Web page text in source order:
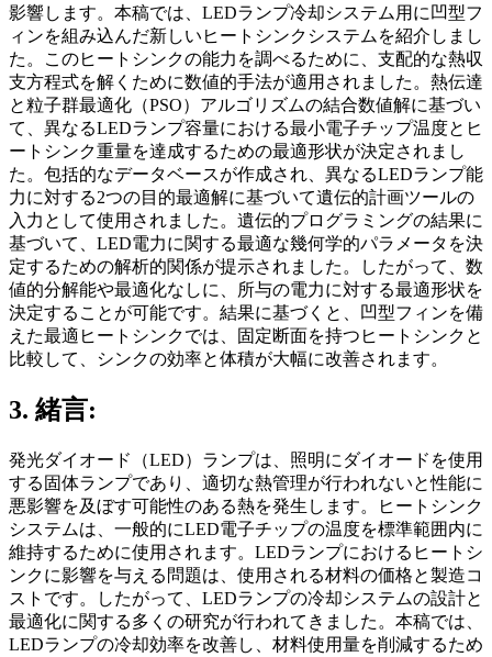
影響します。本稿では、LEDランプ冷却システム用に凹型フ
ィンを組み込んだ新しいヒートシンクシステムを紹介しまし
た。このヒートシンクの能力を調べるために、支配的な熱収
支方程式を解くために数値的手法が適用されました。熱伝達
と粒子群最適化（PSO）アルゴリズムの結合数値解に基づい
て、異なるLEDランプ容量における最小電子チップ温度とヒ
ートシンク重量を達成するための最適形状が決定されまし
た。包括的なデータベースが作成され、異なるLEDランプ能
力に対する2つの目的最適解に基づいて遺伝的計画ツールの
入力として使用されました。遺伝的プログラミングの結果に
基づいて、LED電力に関する最適な幾何学的パラメータを決
定するための解析的関係が提示されました。したがって、数
値的分解能や最適化なしに、所与の電力に対する最適形状を
決定することが可能です。結果に基づくと、凹型フィンを備
えた最適ヒートシンクでは、固定断面を持つヒートシンクと
比較して、シンクの効率と体積が大幅に改善されます。
3. 緒言:
発光ダイオード（LED）ランプは、照明にダイオードを使用
する固体ランプであり、適切な熱管理が行われないと性能に
悪影響を及ぼす可能性のある熱を発生します。ヒートシンク
システムは、一般的にLED電子チップの温度を標準範囲内に
維持するために使用されます。LEDランプにおけるヒートシ
ンクに影響を与える問題は、使用される材料の価格と製造コ
ストです。したがって、LEDランプの冷却システムの設計と
最適化に関する多くの研究が行われてきました。本稿では、
LEDランプの冷却効率を改善し、材料使用量を削減するため